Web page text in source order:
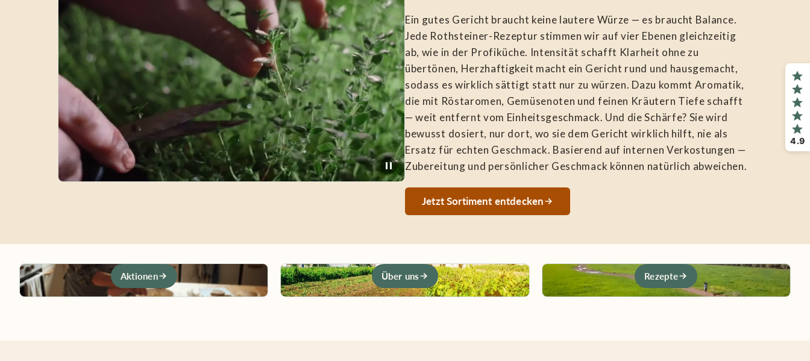
Ein gutes Gericht braucht keine lautere Würze — es braucht Balance.
Jede Rothsteiner-Rezeptur stimmen wir auf vier Ebenen gleichzeitig
ab, wie in der Profiküche. Intensität schafft Klarheit ohne zu
übertönen, Herzhaftigkeit macht ein Gericht rund und hausgemacht,
sodass es wirklich sättigt statt nur zu würzen. Dazu kommt Aromatik,
die mit Röstaromen, Gemüsenoten und feinen Kräutern Tiefe schafft
— weit entfernt vom Einheitsgeschmack. Und die Schärfe? Sie wird
bewusst dosiert, nur dort, wo sie dem Gericht wirklich hilft, nie als
Ersatz für echten Geschmack. Basierend auf internen Verkostungen —
Zubereitung und persönlicher Geschmack können natürlich abweichen.
Jetzt Sortiment entdecken
Aktionen Über uns Rezepte
4.9